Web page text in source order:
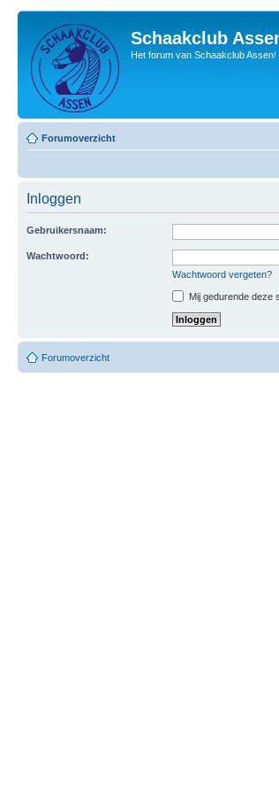
Schaakclub
Het forum van Schaakclub Assen!
Forumoverzicht
Inloggen
Gebruikersnaam:
Wachtwoord:
Wachtwoord vergeten?
Mij gedurende deze
Forumoverzicht